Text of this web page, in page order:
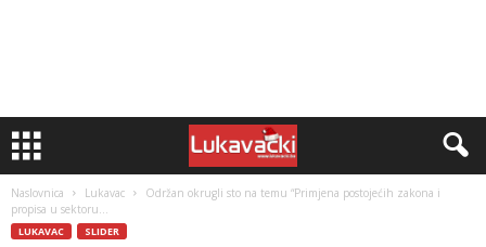
Naslovnica Lukavac
Održan okrugli sto na temu “Primjena postojećih zakona i
propisa u sektoru...
LUKAVAC SLIDER